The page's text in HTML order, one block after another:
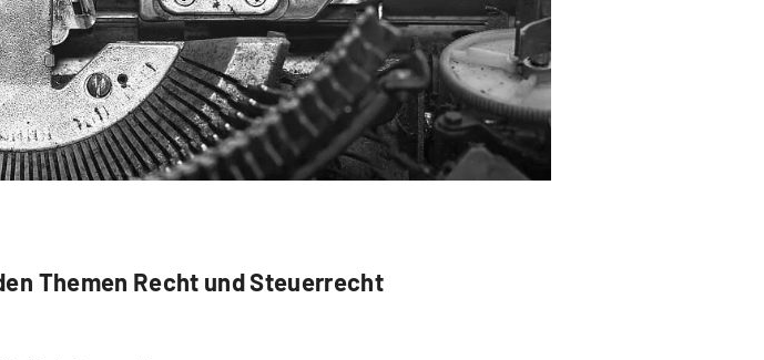
Themen Recht und Steuerrecht